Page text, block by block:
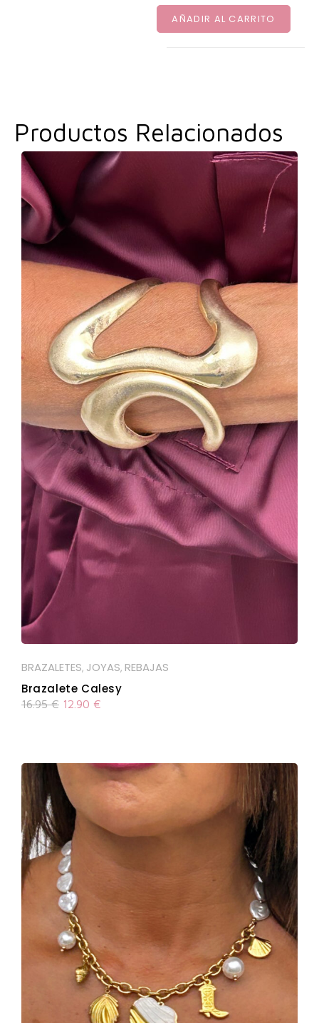
AÑADIR AL CARRITO
Productos Relacionados
BRAZALETES, JOYAS, REBAJAS
Brazalete Calesy
16.95€ 12.90 €